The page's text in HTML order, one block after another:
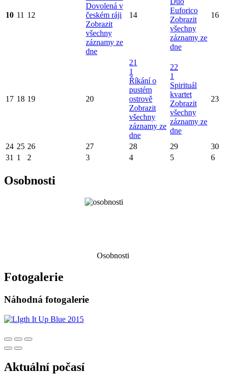
10 11 12
Dovolená v
českém ráji
Zobrazit
všechny
záznamy ze
dne
14
Euforico
Zobrazit
všechny
záznamy ze
dne
16
17 18 19 20
21
1
Říkání o
pustém
ostrově
Zobrazit
všechny
záznamy ze
dne
22
1
Spirituál
kvartet
Zobrazit
všechny
záznamy ze
dne
23
24 25 26 27 28 29
30
31 1 2 3 4 5 6
Osobnosti
Osobnosti
Fotogalerie
Náhodná fotogalerie
Aktuální počasí